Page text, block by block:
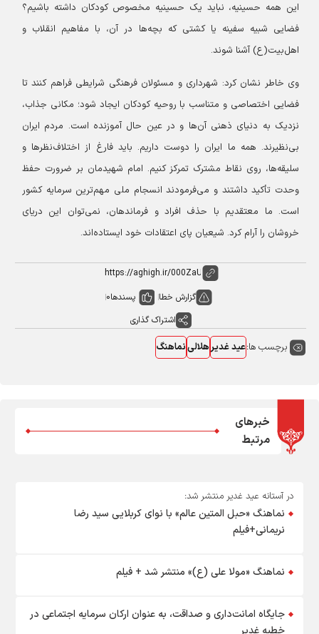
این همه حسینیه، نباید یک حسینیه مخصوص کودکان داشته باشیم؟
فضایی شبیه سفینه یا کشتی که بچه‌ها در آن، با مفاهیم انقلاب و
اهل‌بیت(ع) آشنا شوند.
وی خاطر نشان کرد: شهرداری و مسئولان فرهنگی شرایطی فراهم کنند تا
فضایی اختصاصی و متناسب با روحیه کودکان ایجاد شود؛ مکانی جذاب،
نزدیک به دنیای ذهنی آن‌ها و در عین حال آموزنده است. مردم ایران
بی‌نظیرند. همه ما ایران را دوست داریم. باید فارغ از اختلاف‌نظرها و
سلیقه‌ها، روی نقاط مشترک تمرکز کنیم. امام شهیدمان بر ضرورت حفظ
وحدت تأکید داشتند و می‌فرمودند انسجام ملی مهم‌ترین سرمایه کشور
است. ما معتقدیم با حذف افراد و فرماندهان، نمی‌توان این دریای
خروشان را آرام کرد. شیعیان پای اعتقادات خود ایستاده‌اند.
گزارش خطا پسندها0
اشتراک گذاری
برچسب ها:عید غدیرهلالینماهنگ
خبرهای
مرتبط
در آستانه عید غدیر منتشر شد:
نماهنگ «حبل المتین عالم» با نوای کربلایی سید رضا
نریمانی+فیلم
نماهنگ «مولا علی (ع)» منتشر شد + فیلم
جایگاه امانت‌داری و صداقت، به عنوان ارکان سرمایه اجتماعی در
خطبه غدیر